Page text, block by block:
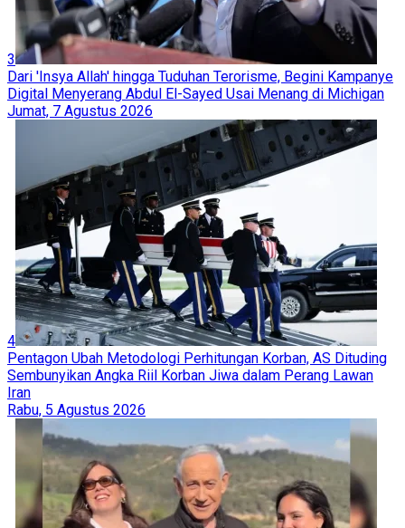
3
Dari 'Insya Allah' hingga Tuduhan Terorisme, Begini Kampanye
Digital Menyerang Abdul El-Sayed Usai Menang di Michigan
Jumat, 7 Agustus 2026
4
Pentagon Ubah Metodologi Perhitungan Korban, AS Dituding
Sembunyikan Angka Riil Korban Jiwa dalam Perang Lawan
Iran
Rabu, 5 Agustus 2026